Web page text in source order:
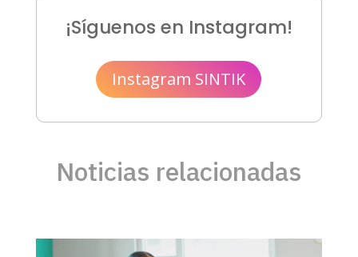
¡Síguenos en Instagram!
Instagram SINTIK
Noticias relacionadas